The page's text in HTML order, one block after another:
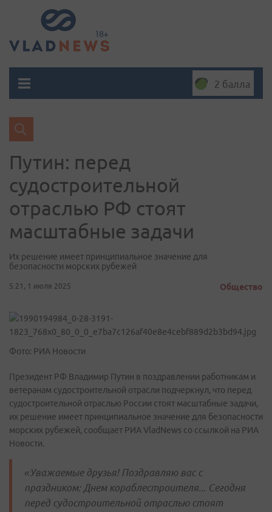
2 балла
Путин: перед
судостроительной
отраслью РФ стоят
масштабные задачи
Их решение имеет принципиальное значение для
безопасности морских рубежей
5:21, 1 июля 2025 Общество
Фото: РИА Новости
Президент РФ Владимир Путин в поздравлении работникам и
ветеранам судостроительной отрасли подчеркнул, что перед
судостроительной отраслью России стоят масштабные задачи,
их решение имеет принципиальное значение для безопасности
морских рубежей, сообщает РИА VladNews со ссылкой на РИА
Новости.
«Уважаемые друзья! Поздравляю вас с
праздником: Днем кораблестроителя... Сегодня
перед судостроительной отраслью стоят